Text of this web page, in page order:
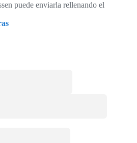
puede enviarla rellenando el